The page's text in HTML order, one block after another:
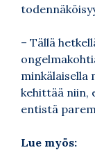
– Tällä
minkälaisella
kehittää niin,
entistä
Lue myös: